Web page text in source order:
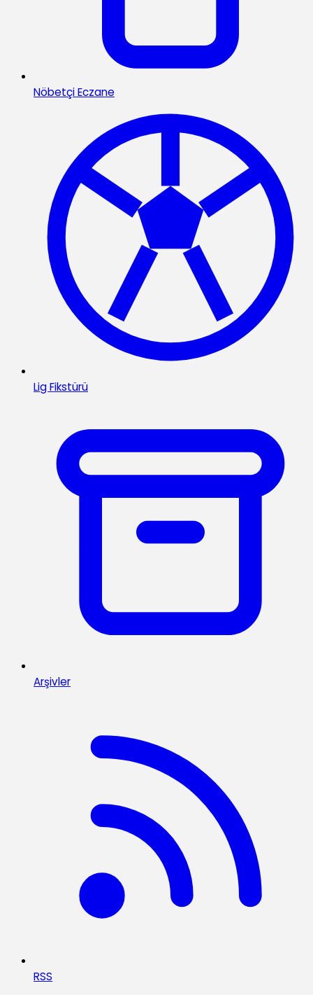
Nöbetçi Eczane
Lig Fikstürü
Arşivler
RSS